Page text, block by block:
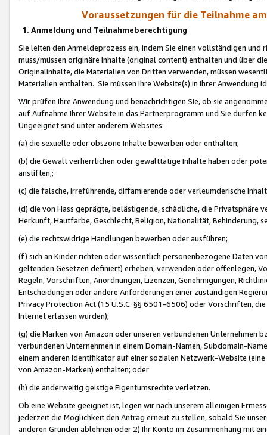
Voraussetzungen für die Teilnahme
1. Anmeldung und Teilnahmeberechtigung
Sie leiten den Anmeldeprozess ein, indem Sie einen vollständigen
muss/müssen originäre Inhalte (original content) enthalten und über
Originalinhalte, die Materialien von Dritten verwenden, müssen
Materialien enthalten. Sie müssen Ihre Website(s) in Ihrer Anwendung
Wir prüfen Ihre Anwendung und benachrichtigen Sie, ob sie
auf Aufnahme Ihrer Website in das Partnerprogramm und Sie dürfen
Ungeeignet sind unter anderem Websites:
(a) die sexuelle oder obszöne Inhalte bewerben oder enthalten;
(b) die Gewalt verherrlichen oder gewalttätige Inhalte haben oder
anstiften,;
(c) die falsche, irreführende, diffamierende oder verleumderische
(d) die von Hass geprägte, belästigende, schädliche, die Privatsphäre
Herkunft, Hautfarbe, Geschlecht, Religion, Nationalität, Behinderung,
(e) die rechtswidrige Handlungen bewerben oder ausführen;
(f) sich an Kinder richten oder wissentlich personenbezogene Daten
geltenden Gesetzen definiert) erheben, verwenden oder offenlegen,
Regeln, Vorschriften, Anordnungen, Lizenzen, Genehmigungen,
Entscheidungen oder andere Anforderungen einer zuständigen
Privacy Protection Act (15 U.S.C. §§ 6501-6506) oder Vorschriften,
Internet erlassen wurden);
(g) die Marken von Amazon oder unseren verbundenen Unternehmen
verbundenen Unternehmen in einem Domain-Namen, Subdomain-
einem anderen Identifikator auf einer sozialen Netzwerk-Website
von Amazon-Marken) enthalten; oder
(h) die anderweitig geistige Eigentumsrechte verletzen.
Ob eine Website geeignet ist, legen wir nach unserem alleinigen
jederzeit die Möglichkeit den Antrag erneut zu stellen, sobald Sie
anderen Gründen ablehnen oder 2) Ihr Konto im Zusammenhang mit